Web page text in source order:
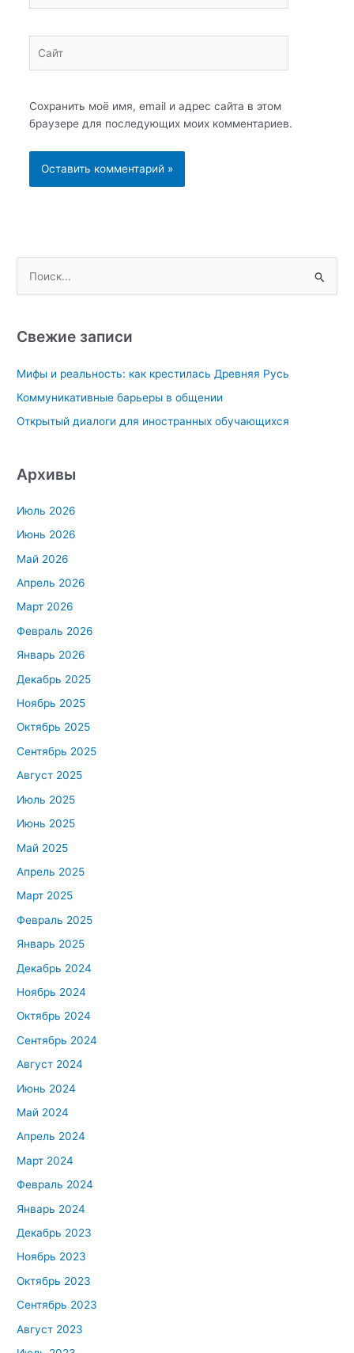
Сохранить моё имя, email и адрес сайта в этом
браузере для последующих моих комментариев.
с
:
Свежие записи
Мифы и реальность: как крестилась Древняя Русь
Коммуникативные барьеры в общении
Открытый диалоги для иностранных обучающихся
Архивы
Июль 2026
Июнь 2026
Май 2026
Апрель 2026
Март 2026
Февраль 2026
Январь 2026
Декабрь 2025
Ноябрь 2025
Октябрь 2025
Сентябрь 2025
Август 2025
Июль 2025
Июнь 2025
Май 2025
Апрель 2025
Март 2025
Февраль 2025
Январь 2025
Декабрь 2024
Ноябрь 2024
Октябрь 2024
Сентябрь 2024
Август 2024
Июнь 2024
Май 2024
Апрель 2024
Март 2024
Февраль 2024
Январь 2024
Декабрь 2023
Ноябрь 2023
Октябрь 2023
Сентябрь 2023
Август 2023